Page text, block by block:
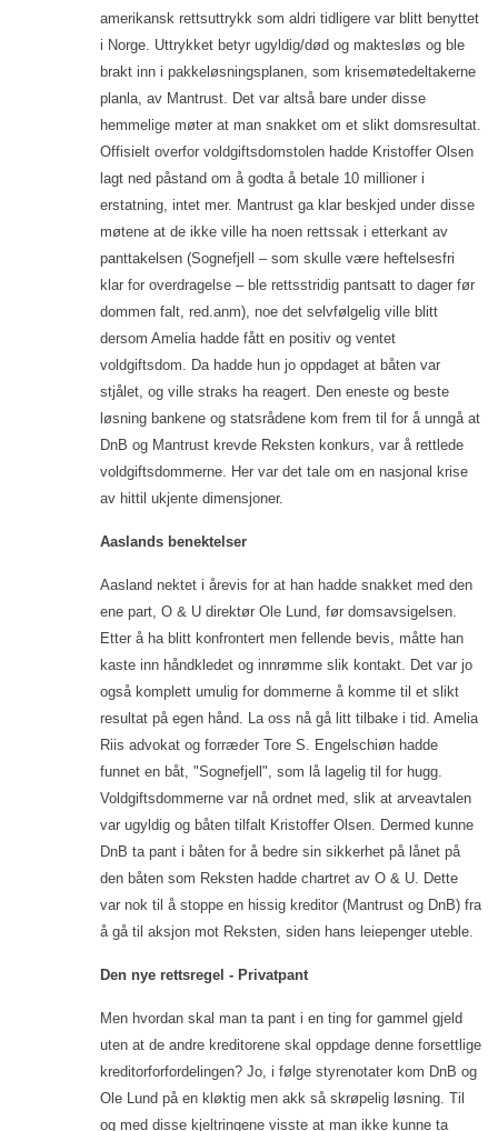
amerikansk rettsuttrykk som aldri tidligere var blitt benyttet
i Norge. Uttrykket betyr ugyldig/død og maktesløs og ble
brakt inn i pakkeløsningsplanen, som krisemøtedeltakerne
planla, av Mantrust. Det var altså bare under disse
hemmelige møter at man snakket om et slikt domsresultat.
Offisielt overfor voldgiftsdomstolen hadde Kristoffer Olsen
lagt ned påstand om å godta å betale 10 millioner i
erstatning, intet mer. Mantrust ga klar beskjed under disse
møtene at de ikke ville ha noen rettssak i etterkant av
panttakelsen (Sognefjell – som skulle være heftelsesfri
klar for overdragelse – ble rettsstridig pantsatt to dager før
dommen falt, red.anm), noe det selvfølgelig ville blitt
dersom Amelia hadde fått en positiv og ventet
voldgiftsdom. Da hadde hun jo oppdaget at båten var
stjålet, og ville straks ha reagert. Den eneste og beste
løsning bankene og statsrådene kom frem til for å unngå at
DnB og Mantrust krevde Reksten konkurs, var å rettlede
voldgiftsdommerne. Her var det tale om en nasjonal krise
av hittil ukjente dimensjoner.
Aaslands benektelser
Aasland nektet i årevis for at han hadde snakket med den
ene part, O & U direktør Ole Lund, før domsavsigelsen.
Etter å ha blitt konfrontert men fellende bevis, måtte han
kaste inn håndkledet og innrømme slik kontakt. Det var jo
også komplett umulig for dommerne å komme til et slikt
resultat på egen hånd. La oss nå gå litt tilbake i tid. Amelia
Riis advokat og forræder Tore S. Engelschiøn hadde
funnet en båt, "Sognefjell", som lå lagelig til for hugg.
Voldgiftsdommerne var nå ordnet med, slik at arveavtalen
var ugyldig og båten tilfalt Kristoffer Olsen. Dermed kunne
DnB ta pant i båten for å bedre sin sikkerhet på lånet på
den båten som Reksten hadde chartret av O & U. Dette
var nok til å stoppe en hissig kreditor (Mantrust og DnB) fra
å gå til aksjon mot Reksten, siden hans leiepenger uteble.
Den nye rettsregel - Privatpant
Men hvordan skal man ta pant i en ting for gammel gjeld
uten at de andre kreditorene skal oppdage denne forsettlige
kreditorforfordelingen? Jo, i følge styrenotater kom DnB og
Ole Lund på en kløktig men akk så skrøpelig løsning. Til
og med disse kjeltringene visste at man ikke kunne ta